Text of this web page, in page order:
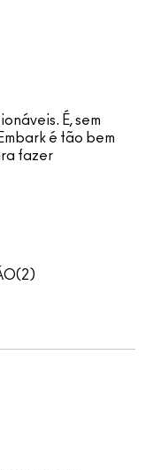
É, sem
é tão bem
fazer
2